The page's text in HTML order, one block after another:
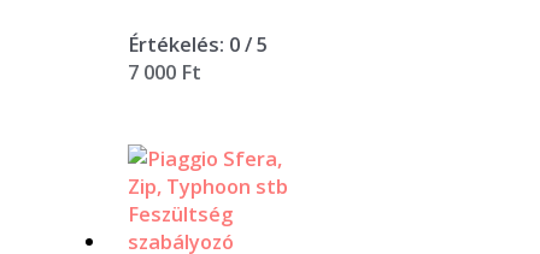
Értékelés: 0/ 5
7 000 Ft